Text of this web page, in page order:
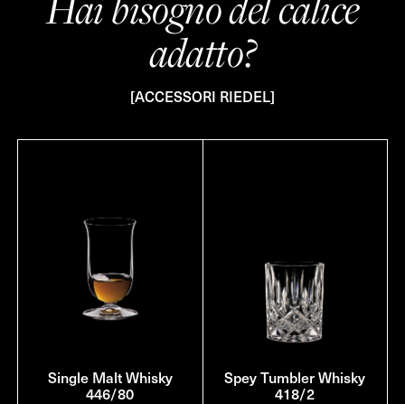
adatto?
[ACCESSORI RIEDEL]
Single Malt Whisky
446/80
Spey Tumbler Whisky
418/2